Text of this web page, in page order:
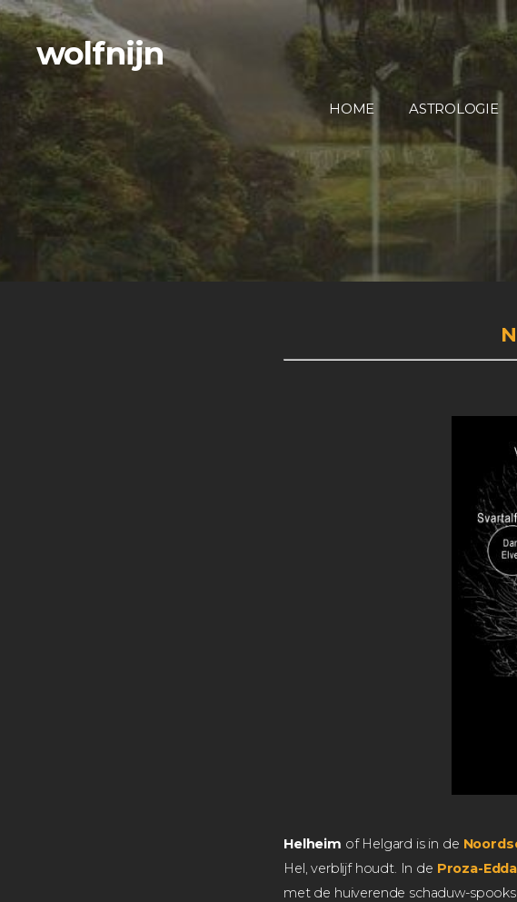
wolfnijn
HOME ASTROLOGIE
Helheim of Helgard is in de
Hel, verblijf houdt. In de Proza-Edda
met de huiverende schaduw-